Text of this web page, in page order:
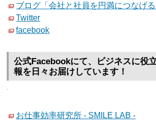
ブログ「会社と社員を円満につなげる
Twitter
facebook
公式Facebookにて、ビジネスに役
報を日々お届けしています！
お仕事効率研究所 - SMILE LAB -